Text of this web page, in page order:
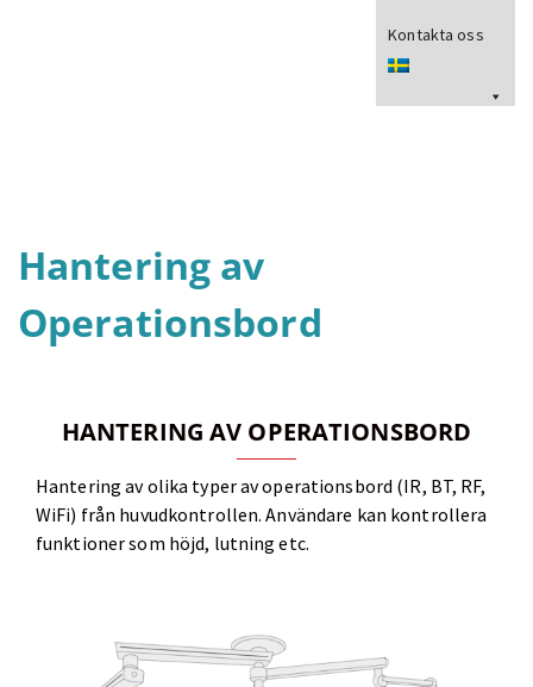
Kontakta oss
Hantering av
Operationsbord
HANTERING AV OPERATIONSBORD
Hantering av olika typer av operationsbord (IR, BT, RF,
WiFi) från huvudkontrollen. Användare kan kontrollera
funktioner som höjd, lutning etc.